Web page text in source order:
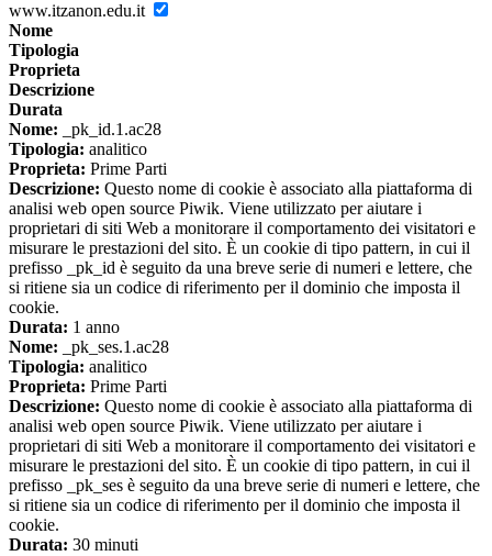
www.itzanon.edu.it
Nome
Tipologia
Proprieta
Descrizione
Durata
Nome: _pk_id.1.ac28
Tipologia: analitico
Proprieta: Prime Parti
Descrizione: Questo nome di cookie è associato alla piattaforma di
analisi web open source Piwik. Viene utilizzato per aiutare i
proprietari di siti Web a monitorare il comportamento dei visitatori e
misurare le prestazioni del sito. È un cookie di tipo pattern, in cui il
prefisso _pk_id è seguito da una breve serie di numeri e lettere, che
si ritiene sia un codice di riferimento per il dominio che imposta il
cookie.
Durata: 1 anno
Nome: _pk_ses.1.ac28
Tipologia: analitico
Proprieta: Prime Parti
Descrizione: Questo nome di cookie è associato alla piattaforma di
analisi web open source Piwik. Viene utilizzato per aiutare i
proprietari di siti Web a monitorare il comportamento dei visitatori e
misurare le prestazioni del sito. È un cookie di tipo pattern, in cui il
prefisso _pk_ses è seguito da una breve serie di numeri e lettere, che
si ritiene sia un codice di riferimento per il dominio che imposta il
cookie.
Durata: 30 minuti